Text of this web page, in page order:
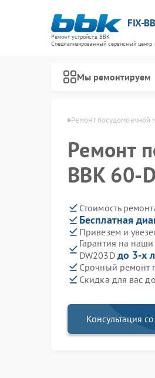
FIX-
Ремонт устройств BBK
Специализированный cервисный центр
Мы ремонтируем
BBK в Волгограде Ремонт посудомоечной
Ремонт
BBK 60-
Стоимость
Бесплатная
Привезем и
Гарантия на
DW203D до 3-х
Срочный ремонт
Скидка для вас до
Консультация